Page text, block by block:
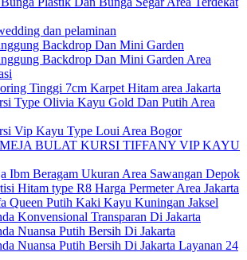
dan pelaminan
Backdrop Dan Mini Garden
Backdrop Dan Mini Garden Area
Tinggi 7cm Karpet Hitam area Jakarta
Type Olivia Kayu Gold Dan Putih Area
Vip Kayu Type Loui Area Bogor
BULAT KURSI TIFFANY VIP KAYU
Ibm Beragam Ukuran Area Sawangan Depok
Hitam type R8 Harga Permeter Area Jakarta
Queen Putih Kaki Kayu Kuningan Jaksel
Konvensional Transparan Di Jakarta
Nuansa Putih Bersih Di Jakarta
Nuansa Putih Bersih Di Jakarta Layanan 24